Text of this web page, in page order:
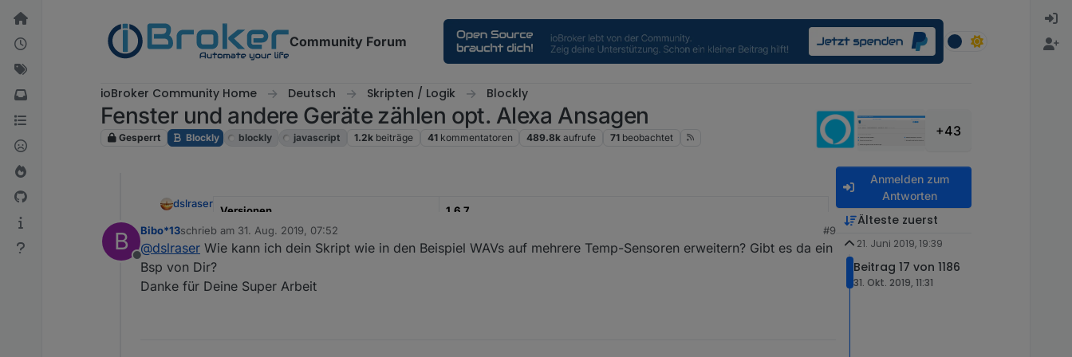
Weiter zum Inhalt
Community Forum
ioBroker Community Home Deutsch Skripten / Logik Blockly
Fenster und andere Geräte zählen opt. Alexa Ansagen
Gesperrt Blockly blockly javascript 1.2k beiträge 41 kommentatoren 489.8k aufrufe 71 beobachtet +43
dslraser
Versionen 1.6.7
aktualisiert am
verwendete Adapter
B
Offline
Bibo*13schrieb am 31. Aug. 2019, 07:52
zuletzt editiert von
#9
@dslraser Wie kann ich dein Skript wie in den Beispiel WAVs auf mehrere Temp-Sensoren erweitern? Gibt es da ein
Bsp von Dir?
Danke für Deine Super Arbeit
Anmelden zum
Antworten
Älteste zuerst
21. Juni 2019, 19:39
Beitrag 17 von 1186
31. Okt. 2019, 11:31